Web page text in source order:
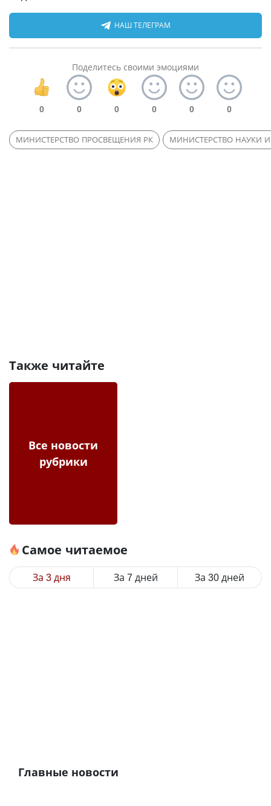
НАШ ТЕЛЕГРАМ
Поделитесь своими эмоциями
0 0 0 0 0 0
МИНИСТЕРСТВО ПРОСВЕЩЕНИЯ РК МИНИСТЕРСТВО НАУКИ
Также читайте
Все новости
рубрики
Самое читаемое
За 3 дня За 7 дней За 30 дней
Главные новости